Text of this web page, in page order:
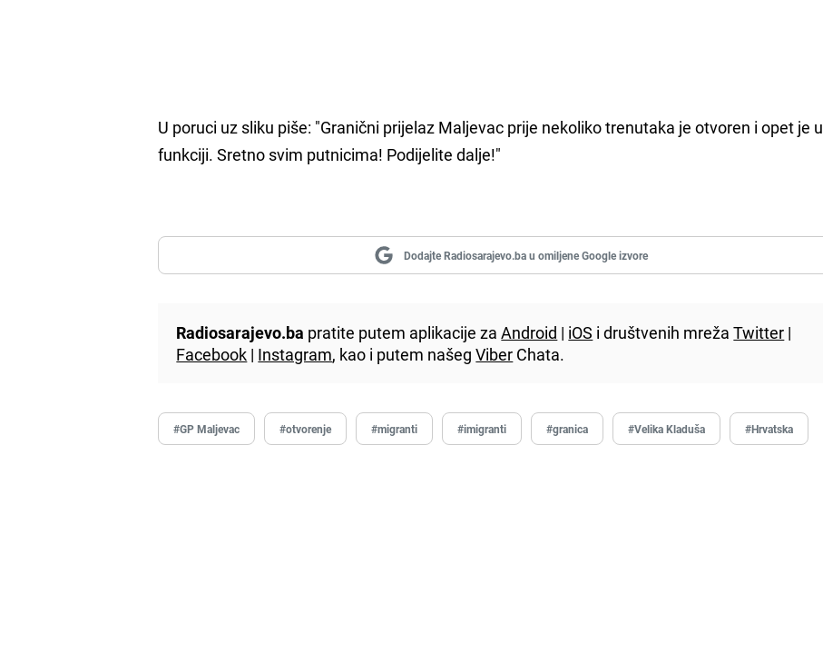
U poruci uz sliku piše: "Granični prijelaz Maljevac prije nekoliko trenutaka je otvoren i opet je u
funkciji. Sretno svim putnicima! Podijelite dalje!"
Dodajte Radiosarajevo.ba u omiljene Google izvore
Radiosarajevo.ba pratite putem aplikacije zaAndroid | iOS i društvenih mrežaTwitter |
Facebook | Instagram, kao i putem našegViber Chata.
#GP Maljevac #otvorenje #migranti #imigranti #granica #Velika Kladuša #Hrvatska